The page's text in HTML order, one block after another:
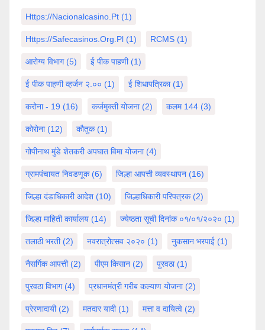
Https://nacionalcasino.pt (1)
Https://safecasinos.org.pl (1) RCMS (1)
आरोग्य विभाग(5) ई पीक पाहणी(1)
ई पीक पाहणी व्हर्जन २.०० (1) ई शिधापत्रिका(1)
करोना - 19 (16) कर्जमुक्ती योजना(2) कलम 144 (3)
कोरोना(12) कौतुक(1)
गोपीनाथ मुंडे शेतकरी अपघात विमा योजना(4)
ग्रामपंचायत निवडणूक(6) जिल्हा आपत्ती व्यवस्थापन (16)
जिल्हा दंडाधिकारी आदेश (10) जिल्हाधिकारी परिपत्रक(2)
जिल्हा माहिती कार्यालय (14) ज्येष्ठता सूची दिनांक ०१/०१/२०२० (1)
तलाठी भरती(2) नवरात्रोत्सव २०२० (1) नुकसान भरपाई (1)
नैसर्गिक आपत्ती(2) पीएम किसान (2) पुरवठा(1)
पुरवठा विभाग(4) प्रधानमंत्री गरीब कल्याण योजना(2)
प्रेरणादायी(2) मतदार यादी(1) मत्ता व दायित्वे (2)